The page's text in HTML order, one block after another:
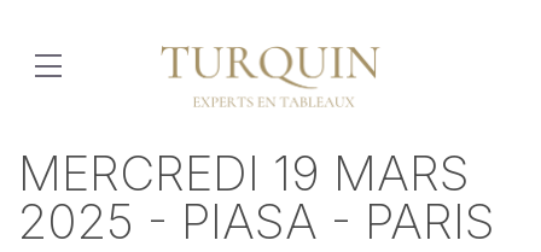
MERCREDI 19 MARS
2025 - PIASA - PARIS